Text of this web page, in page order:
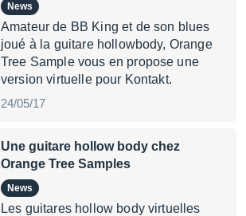
News
Amateur de BB King et de son blues
joué à la guitare hollowbody, Orange
Tree Sample vous en propose une
version virtuelle pour Kontakt.
24/05/17
Une guitare hollow body chez
Orange Tree Samples
News
Les guitares hollow body virtuelles